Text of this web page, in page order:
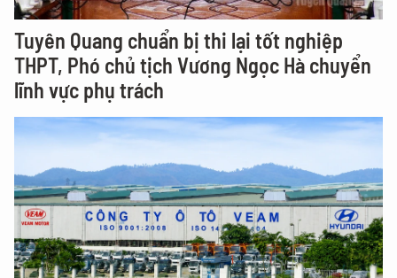
Tuyên Quang chuẩn bị thi lại tốt nghiệp
THPT, Phó chủ tịch Vương Ngọc Hà chuyển
lĩnh vực phụ trách